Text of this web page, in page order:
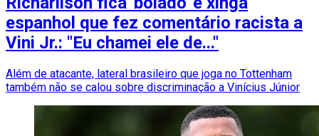
espanhol que fez comentário racista a
Vini Jr.: "Eu chamei ele de..."
Além de atacante, lateral brasileiro que joga no Tottenham
também não se calou sobre discriminação a Vinícius Júnior